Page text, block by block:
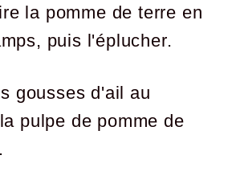
la pomme de terre en
puis l'éplucher.
gousses d'ail au
pulpe de pomme de